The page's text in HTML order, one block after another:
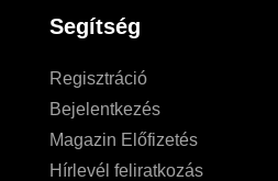
Segítség
Regisztráció
Bejelentkezés
Magazin Előfizetés
Hírlevél feliratkozás